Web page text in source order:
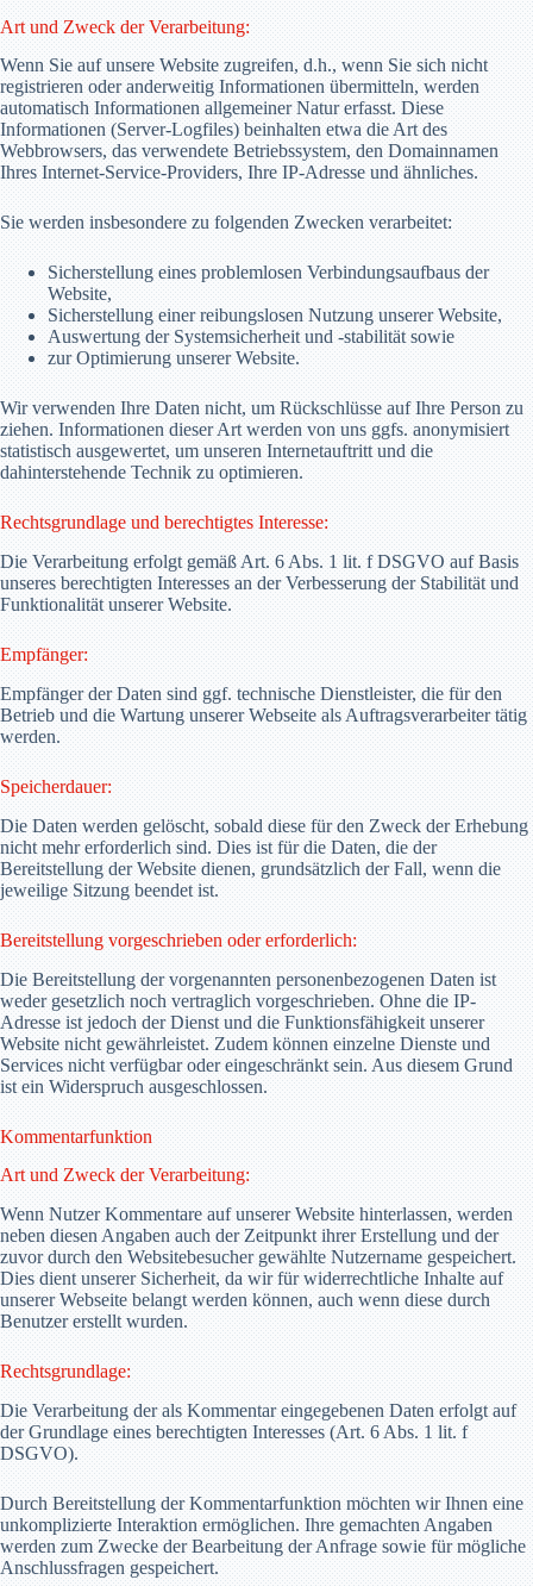
Art und Zweck der Verarbeitung:
Wenn Sie auf unsere Website zugreifen, d.h., wenn Sie sich nicht
registrieren oder anderweitig Informationen übermitteln, werden
automatisch Informationen allgemeiner Natur erfasst. Diese
Informationen (Server-Logfiles) beinhalten etwa die Art des
Webbrowsers, das verwendete Betriebssystem, den Domainnamen
Ihres Internet-Service-Providers, Ihre IP-Adresse und ähnliches.
Sie werden insbesondere zu folgenden Zwecken verarbeitet:
Sicherstellung eines problemlosen Verbindungsaufbaus der
Website,
Sicherstellung einer reibungslosen Nutzung unserer Website,
Auswertung der Systemsicherheit und -stabilität sowie
zur Optimierung unserer Website.
Wir verwenden Ihre Daten nicht, um Rückschlüsse auf Ihre Person zu
ziehen. Informationen dieser Art werden von uns ggfs. anonymisiert
statistisch ausgewertet, um unseren Internetauftritt und die
dahinterstehende Technik zu optimieren.
Rechtsgrundlage und berechtigtes Interesse:
Die Verarbeitung erfolgt gemäß Art. 6 Abs. 1 lit. f DSGVO auf Basis
unseres berechtigten Interesses an der Verbesserung der Stabilität und
Funktionalität unserer Website.
Empfänger:
Empfänger der Daten sind ggf. technische Dienstleister, die für den
Betrieb und die Wartung unserer Webseite als Auftragsverarbeiter tätig
werden.
Speicherdauer:
Die Daten werden gelöscht, sobald diese für den Zweck der Erhebung
nicht mehr erforderlich sind. Dies ist für die Daten, die der
Bereitstellung der Website dienen, grundsätzlich der Fall, wenn die
jeweilige Sitzung beendet ist.
Bereitstellung vorgeschrieben oder erforderlich:
Die Bereitstellung der vorgenannten personenbezogenen Daten ist
weder gesetzlich noch vertraglich vorgeschrieben. Ohne die IP-
Adresse ist jedoch der Dienst und die Funktionsfähigkeit unserer
Website nicht gewährleistet. Zudem können einzelne Dienste und
Services nicht verfügbar oder eingeschränkt sein. Aus diesem Grund
ist ein Widerspruch ausgeschlossen.
Kommentarfunktion
Art und Zweck der Verarbeitung:
Wenn Nutzer Kommentare auf unserer Website hinterlassen, werden
neben diesen Angaben auch der Zeitpunkt ihrer Erstellung und der
zuvor durch den Websitebesucher gewählte Nutzername gespeichert.
Dies dient unserer Sicherheit, da wir für widerrechtliche Inhalte auf
unserer Webseite belangt werden können, auch wenn diese durch
Benutzer erstellt wurden.
Rechtsgrundlage:
Die Verarbeitung der als Kommentar eingegebenen Daten erfolgt auf
der Grundlage eines berechtigten Interesses (Art. 6 Abs. 1 lit. f
DSGVO).
Durch Bereitstellung der Kommentarfunktion möchten wir Ihnen eine
unkomplizierte Interaktion ermöglichen. Ihre gemachten Angaben
werden zum Zwecke der Bearbeitung der Anfrage sowie für mögliche
Anschlussfragen gespeichert.